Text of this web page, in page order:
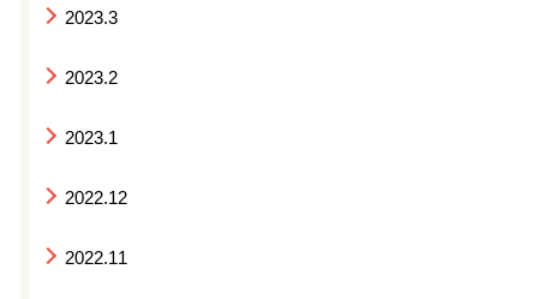
2023.3
2023.2
2023.1
2022.12
2022.11